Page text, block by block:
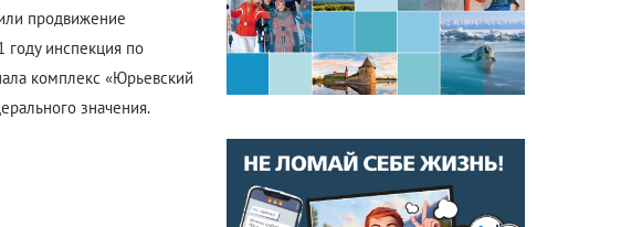
продвижение
году инспекция по
комплекс «Юрьевский
значения.